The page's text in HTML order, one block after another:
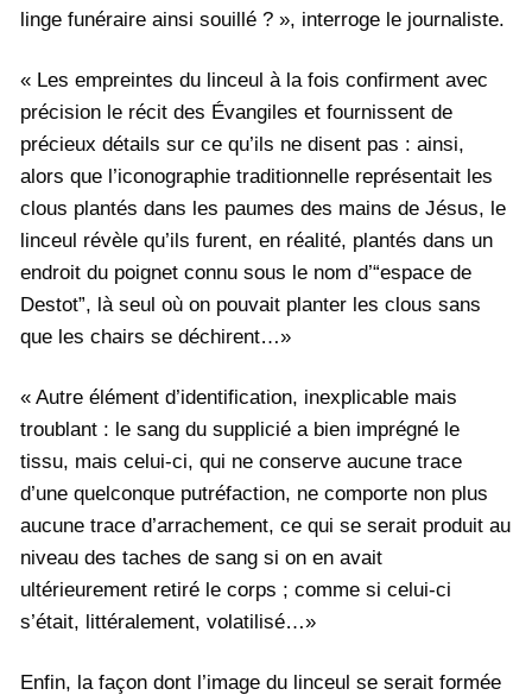
linge funéraire ainsi souillé ? », interroge le journaliste.
« Les empreintes du linceul à la fois confirment avec
précision le récit des Évangiles et fournissent de
précieux détails sur ce qu’ils ne disent pas : ainsi,
alors que l’iconographie traditionnelle représentait les
clous plantés dans les paumes des mains de Jésus, le
linceul révèle qu’ils furent, en réalité, plantés dans un
endroit du poignet connu sous le nom d’“espace de
Destot”, là seul où on pouvait planter les clous sans
que les chairs se déchirent…»
« Autre élément d’identification, inexplicable mais
troublant : le sang du supplicié a bien imprégné le
tissu, mais celui-ci, qui ne conserve aucune trace
d’une quelconque putréfaction, ne comporte non plus
aucune trace d’arrachement, ce qui se serait produit au
niveau des taches de sang si on en avait
ultérieurement retiré le corps ; comme si celui-ci
s’était, littéralement, volatilisé…»
Enfin, la façon dont l’image du linceul se serait formée